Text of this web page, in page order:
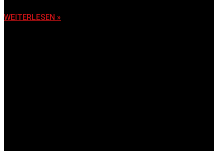
WEITERLESEN »